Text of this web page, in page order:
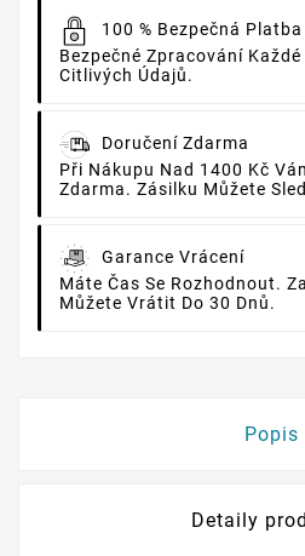
100 % Bezpečná Platba
Bezpečné Zpracování
Citlivých Údajů.
Doručení Zdarma
Při Nákupu Nad 1400 Kč
Zdarma. Zásilku Můžete
Garance Vrácení
Máte Čas Se Rozhodnout.
Můžete Vrátit Do 30 Dnů.
Popis
Detaily